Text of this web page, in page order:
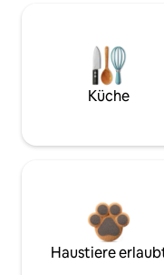
Küche
Haustiere